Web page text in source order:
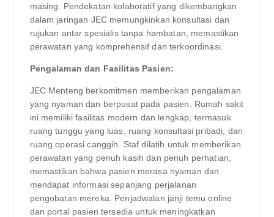
masing. Pendekatan kolaboratif yang dikembangkan
dalam jaringan JEC memungkinkan konsultasi dan
rujukan antar spesialis tanpa hambatan, memastikan
perawatan yang komprehensif dan terkoordinasi.
Pengalaman dan Fasilitas Pasien:
JEC Menteng berkomitmen memberikan pengalaman
yang nyaman dan berpusat pada pasien. Rumah sakit
ini memiliki fasilitas modern dan lengkap, termasuk
ruang tunggu yang luas, ruang konsultasi pribadi, dan
ruang operasi canggih. Staf dilatih untuk memberikan
perawatan yang penuh kasih dan penuh perhatian,
memastikan bahwa pasien merasa nyaman dan
mendapat informasi sepanjang perjalanan
pengobatan mereka. Penjadwalan janji temu online
dan portal pasien tersedia untuk meningkatkan